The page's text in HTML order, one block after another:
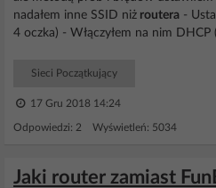
nadałem inne SSID niż routera -
4 oczka) - Włączyłem na nim DHCP
Sieci Początkujący
17 Gru 2018 14:24
Odpowiedzi: 2 Wyświetleń: 5034
Jaki router zamiast